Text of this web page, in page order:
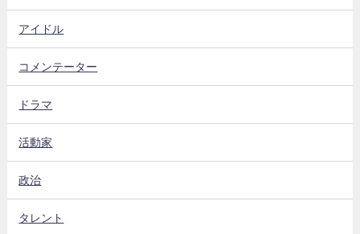
アイドル
コメンテーター
ドラマ
活動家
政治
タレント